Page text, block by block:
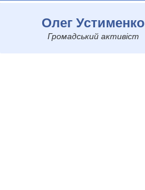
Олег Устименко
Громадський активіст